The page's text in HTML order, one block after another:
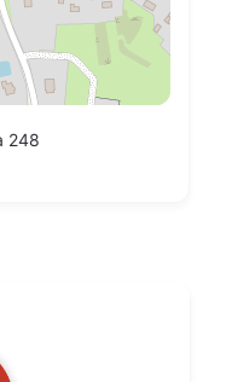
248